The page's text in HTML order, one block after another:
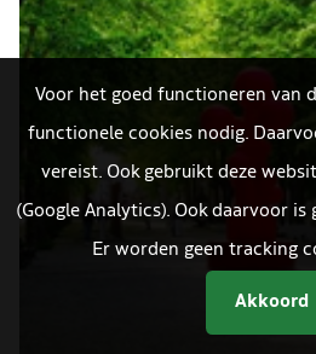
Voor het goed functioneren van
functionele cookies nodig.
vereist. Ook gebruikt deze
(Google Analytics). Ook daarvoor
Er worden geen tracking
Akkoord